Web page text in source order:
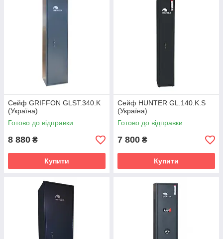
Сейф GRIFFON GLST.340.K
(Україна)
Готово до відправки
8 880 ₴
Купити
Сейф HUNTER GL.140.K.S
(Україна)
Готово до відправки
7 800 ₴
Купити